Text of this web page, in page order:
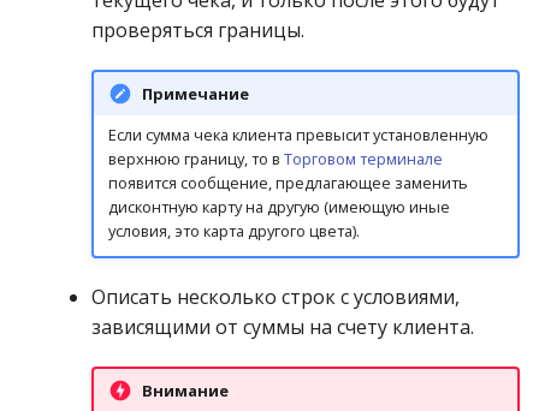
Реестр документов
Реестр документов
Реестр приходов от
поставщика
Реестр розничных цен
Справка о
ТО
операции»
Модуль «Торговые
технологии»
Работа с остатками
Работа со сроками
Работа с фасовкой
Учет кассовых операций
проверяться границы.
Примечание
Если сумма чека клиента превысит установленную
верхнюю границу, то в Торговом терминале
появится сообщение, предлагающее заменить
дисконтную карту на другую (имеющую иные
условия, это карта другого цвета).
Описать несколько строк с условиями,
зависящими от суммы на счету клиента.
Внимание